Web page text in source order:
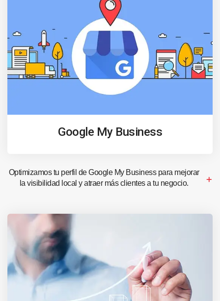
Google My Business
Optimizamos tu perfil de Google My Business para mejorar
la visibilidad local y atraer más clientes a tu negocio.